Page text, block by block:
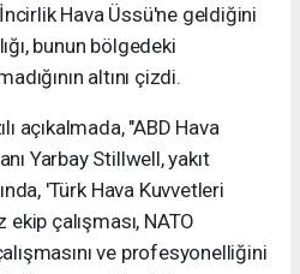
Hava Üssü'ne geldiğini
bunun bölgedeki
altını çizdi.
açıkalmada, "ABD Hava
Yarbay Stillwell, yakıt
'Türk Hava Kuvvetleri
ekip çalışması, NATO
ve profesyonelliğini